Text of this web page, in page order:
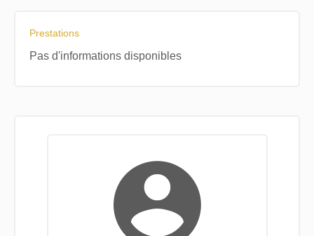
Prestations
Pas d'informations disponibles